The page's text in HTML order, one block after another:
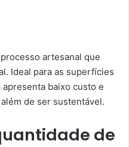
artesanal que
Ideal para as superfícies
baixo custo e
de ser sustentável.
de